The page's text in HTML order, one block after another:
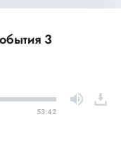
3
53:42